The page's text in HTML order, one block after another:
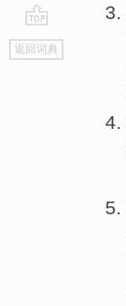
go
top
返回词典